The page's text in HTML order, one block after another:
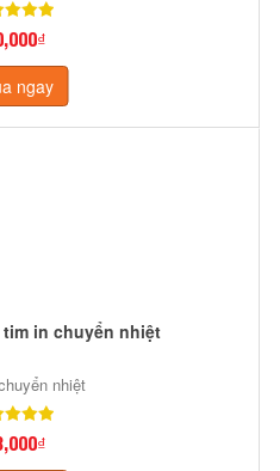
ngay
in chuyển nhiệt
nhiệt